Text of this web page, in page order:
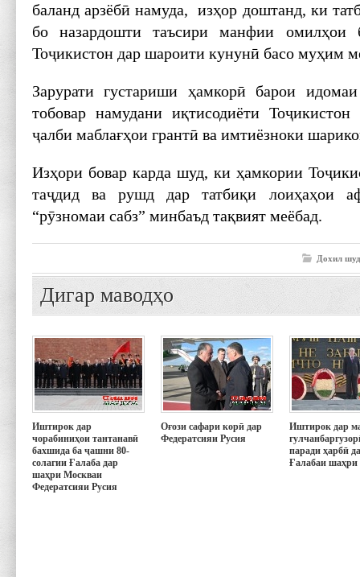
баланд арзёбӣ намуда, изҳор доштанд, ки
бо назардошти таъсири манфии омилҳои
Тоҷикистон дар шароити кунунӣ басо муҳим
Зарурати густариши ҳамкорӣ барои
тобовар намудани иқтисодиёти
ҷалби маблағҳои грантӣ ва имтиёзноки
Изҳори бовар карда шуд, ки ҳамкории
таҷдид ва рушд дар татбиқи лоиҳаҳои
“рӯзномаи сабз” минбаъд тақвият меёбад.
Дохил
Дигар маводҳо
Иштирок дар
чорабиниҳои тантанавӣ
бахшида ба ҷашни 80-
солагии Ғалаба дар
шаҳри Москваи
Федератсияи Русия
Оғози сафари корӣ дар
Федератсияи Русия
Иштирок дар
паради ҳарбӣ
Ғалабаи